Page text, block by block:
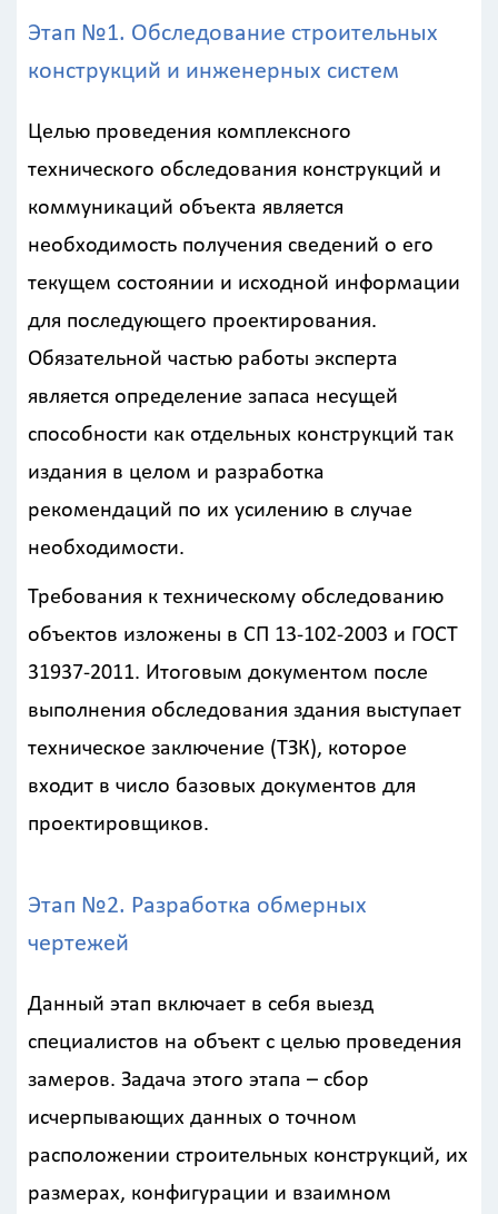
Этап №1. Обследование строительных
конструкций и инженерных систем
Целью проведения комплексного
технического обследования конструкций и
коммуникаций объекта является
необходимость получения сведений о его
текущем состоянии и исходной информации
для последующего проектирования.
Обязательной частью работы эксперта
является определение запаса несущей
способности как отдельных конструкций так
издания в целом и разработка
рекомендаций по их усилению в случае
необходимости.
Требования к техническому обследованию
объектов изложены в СП 13-102-2003 и ГОСТ
31937-2011. Итоговым документом после
выполнения обследования здания выступает
техническое заключение (ТЗК), которое
входит в число базовых документов для
проектировщиков.
Этап №2. Разработка обмерных
чертежей
Данный этап включает в себя выезд
специалистов на объект с целью проведения
замеров. Задача этого этапа – сбор
исчерпывающих данных о точном
расположении строительных конструкций, их
размерах, конфигурации и взаимном